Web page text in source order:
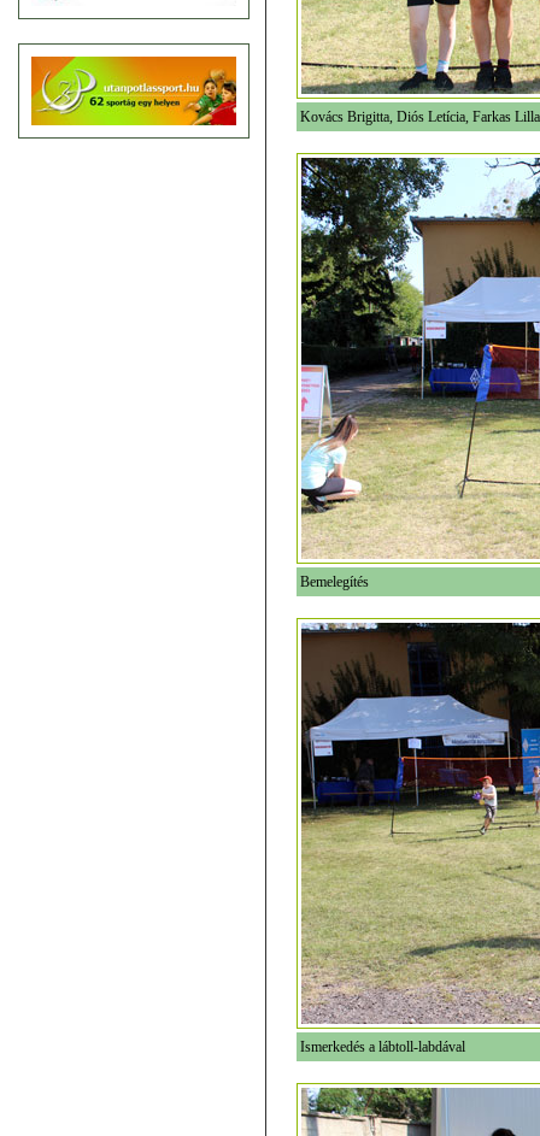
Kovács Brigitta, Diós Letícia, Farkas
Bemelegítés
Ismerkedés a lábtoll-labdával